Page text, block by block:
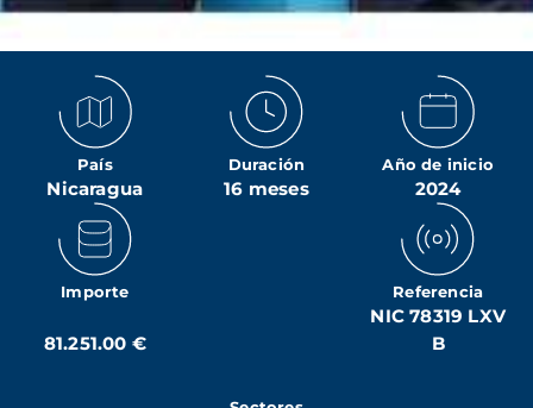
País
Nicaragua
Duración
16 meses
Año de inicio
2024
Importe
81.251.00 €
Referencia
NIC 78319 LXV
B